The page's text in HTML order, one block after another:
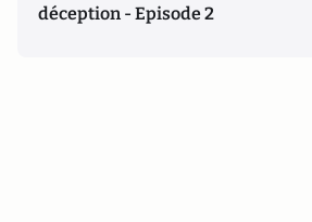
déception - Episode 2